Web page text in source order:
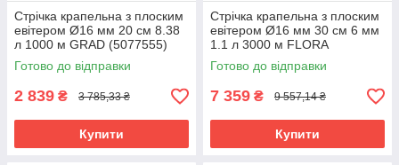
Стрічка крапельна з плоским
евітером Ø16 мм 20 см 8.38
л 1000 м GRAD (5077555)
riven
Готово до відправки
2 839 ₴ 3 785,33 ₴
Купити
Стрічка крапельна з плоским
евітером Ø16 мм 30 см 6 мм
1.1 л 3000 м FLORA
(5076484) riven
Готово до відправки
7 359 ₴ 9 557,14 ₴
Купити